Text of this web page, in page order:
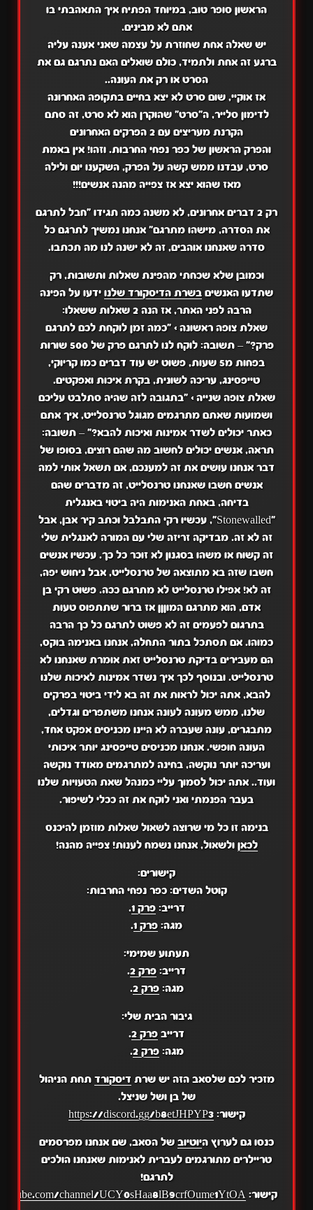
הראשון סופר טוב, במיוחד הפתיח איך התאהבתי בו
אתם לא מבינים.
יש שאלה אחת שחוזרת על עצמה שאני אענה עליה
ברגע זה אחת ולתמיד, כולם שואלים האם נתרגם גם את
הסרט או רק את העונה..
אז אוקיי, שום סרט לא יצא בחיים בתקופה האחרונה
לדימון סלייר, ה"סרט" שהוקרן הוא לא סרט, זה סתם
הקרנת מעריצים עם 2 הפרקים האחרונים
והפרק הראשון של כפר נפחי החרבות. וזהו! אין באמת
סרט, עבדנו ממש קשה על הפרק, השקענו יום ולילה
מאז שהוא יצא אז צפייה מהנה אנשים!!!
רק 2 דברים אחרונים, לא משנה כמה תגידו "חבל לתרגם
את הסדרה, מישהו מתרגם" אנחנו נמשיך לתרגם כל
סדרה שאנחנו אוהבים, זה לא ישנה לנו מה תכתבו.
וכמובן שלא שכחתי מהפינת שאלות ותשובות, רק
שתדעו האנשים בשרת הדיסקורד שלנוידעו על הפינה
הרבה לפני האתר, אז הנה 2 שאלות ששאלו:
שאלת צופה ראשונה > "כמה זמן לוקחת לכם לתרגם
פרק?" –תשובה:
לוקח לנו לתרגם פרק של 500 שורות
בפחות מ5 שעות, פשוט יש עוד דברים כמו קריוקי,
טייפסינג, עריכה לשונית, בקרת איכות ואפקטים.
שאלת צופה שנייה > "בתגובה לזה שהיה סתלבט עליכם
ושמועות שאתם מתרגמים מגוגל טרנסלייט, איך אתם
כאתר יכולים לשדר אמינות ואיכות להבא?" –תשובה:
תראה, אנשים יכולים לחשוב מה שהם רוצים, בסופו של
דבר אנחנו עושים את זה למענכם, אם תשאל אותי למה
אנשים חשבו שאנחנו טרנסלייט, זה מדברים שהם
בדיחה, באחת האנימות היה ביטוי באנגלית
"Stonewalled", עכשיו רקי התבלבל וכתב קיר אבן, אבל
זה לא זה. מבדיקה זריזה שלי עם המורה לאנגלית שלי
זה קשוח או משהו בסגנון לא זוכר כל כך. עכשיו אנשים
חשבו שזה בא מתוצאה של טרנסלייט, אבל ניחוש יפה,
זה לא! אפילו טרנסלייט לא מתרגם ככה. פשוט רקי בן
אדם, הוא מתרגם המוןןן אז ברור שתתפוס טעות
בתרגום לפעמים זה לא פשוט לתרגם כל כך הרבה
כמוהו. אם תסתכל בתור התחלה, אנחנו באנימה בוקס,
הם מעבירים בדיקת טרנסלייט זאת אומרת שאנחנו לא
טרנסלייט. ובנוסף לכך איך נשדר אמינות לאיכות שלנו
להבא, אתה יכול לראות את זה בא לידי ביטוי בפרקים
שלנו, ממש מעונה לעונה אנחנו משתפרים וגדלים,
מתבגרים, עונה שעברה לא היינו מכניסים אפקט אחד,
העונה חופשי. אנחנו מכניסים טייפסינג יותר איכותי
ועריכה יותר נוקשה, בחינה למתרגמים מאודד נוקשה
ועוד.. אתה יכול לסמוך עליי כמנהל שאת הטעויות שלנו
בעבר הפנמתי ואני לוקח את זה ככלי לשיפור.
בנימה זו כל מי שרוצה לשאול שאלות מוזמן להיכנס
לכאן ולשאול, אנחנו נשמח לענות! צפייה מהנה!
קישורים:
קוטל השדים: כפר נפחי החרבות:
דרייב:פרק 1 .
מגה: פרק 1 .
תעתוע שמימי:
דרייב: פרק 2
.
מגה:פרק 2 .
גיבור הבית שלי:
דרייב פרק 2
.
מגה:פרק 2 .
מזכיר לכם שלסאב הזה יש שרת דיסקורד תחת הניהול
של בן ושל שניצל.
קישור:https://discord.gg/b8etJHPYP3
כנסו גם לערוץ היוטיובשל הסאב, שם אנחנו מפרסמים
טריילרים מתורגמים לעברית לאנימות שאנחנו הולכים
לתרגם!
קישור: channel/UCY0sHaa8lB9crfOume1YtOA